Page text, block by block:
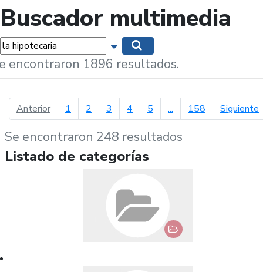
Buscador multimedia
Mostrar opciones de búsqueda
encontraron 1896 resultados.
Anteriorpágina anterior
1 2 3 4 5 ... 158 Siguiente
Se encontraron 248 resultados
Listado de categorías